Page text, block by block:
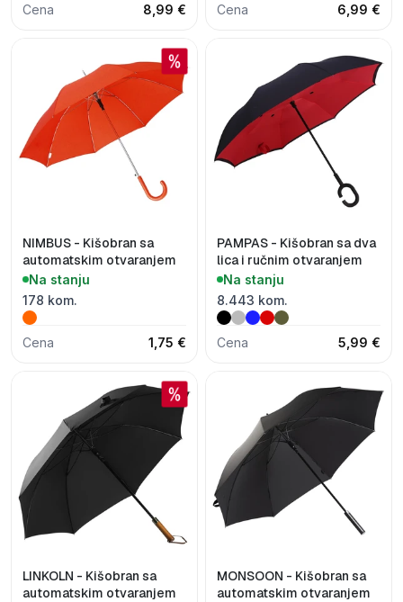
Cena 8,99 € Cena 6,99 €
NIMBUS - Kišobran sa
automatskim otvaranjem
Na stanju
178 kom.
Cena 1,75 €
PAMPAS - Kišobran sa dva
lica i ručnim otvaranjem
Na stanju
8.443 kom.
Cena 5,99 €
LINKOLN - Kišobran sa
automatskim otvaranjem
MONSOON - Kišobran sa
automatskim otvaranjem